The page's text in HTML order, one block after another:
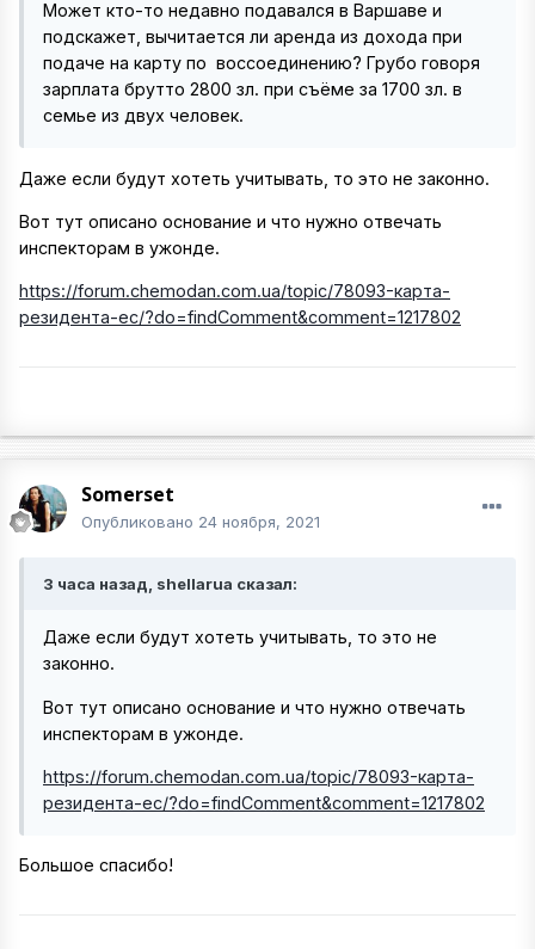
Может кто-то недавно подавался в Варшаве и
подскажет, вычитается ли аренда из дохода при
подаче на карту по воссоединению? Грубо говоря
зарплата брутто 2800 зл. при съёме за 1700 зл. в
семье из двух человек.
Даже если будут хотеть учитывать, то это не законно.
Вот тут описано основание и что нужно отвечать
инспекторам в ужонде.
https://forum.chemodan.com.ua/topic/78093-карта-
резидента-ес/?do=findComment&comment=1217802
Somerset
Опубликовано 24 ноября, 2021
3 часа назад, shellarua сказал:
Даже если будут хотеть учитывать, то это не
законно.
Вот тут описано основание и что нужно отвечать
инспекторам в ужонде.
https://forum.chemodan.com.ua/topic/78093-карта-
резидента-ес/?do=findComment&comment=1217802
Большое спасибо!